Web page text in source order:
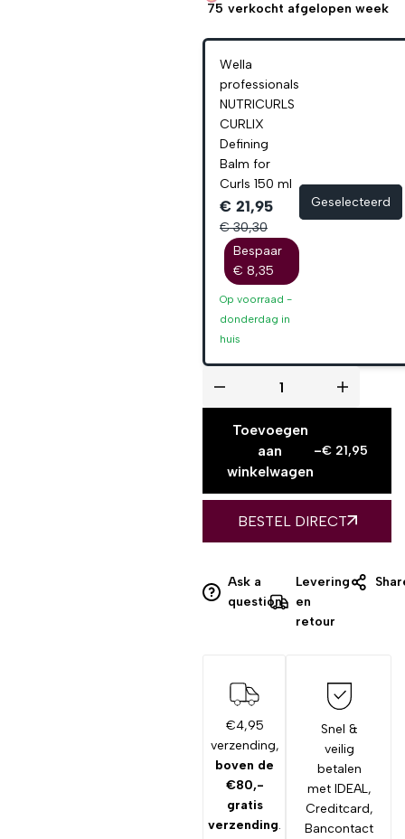
75 verkocht afgelopen week
Wella
professionals
NUTRICURLS
CURLIX
Defining
Balm for
Curls 150 ml
€ 21,95
€ 30,30
Bespaar
€ 8,35
Op voorraad -
donderdag in
huis
Geselecteerd
Toevoegen
aan
winkelwagen
-€ 21,95
BESTEL DIRECT
Ask a
question
Levering
en
retour
€4,95
verzending,
boven de
€80,-
gratis
verzending.
Snel &
veilig
betalen
met IDEAL,
Creditcard,
Bancontact